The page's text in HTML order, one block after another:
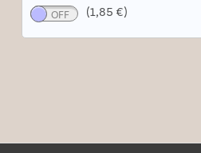
(1,85 €)